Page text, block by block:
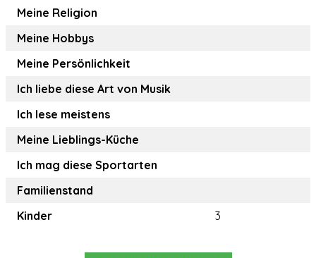
Meine Religion
Meine Hobbys
Meine Persönlichkeit
Ich liebe diese Art von Musik
Ich lese meistens
Meine Lieblings-Küche
Ich mag diese Sportarten
Familienstand
Kinder
3